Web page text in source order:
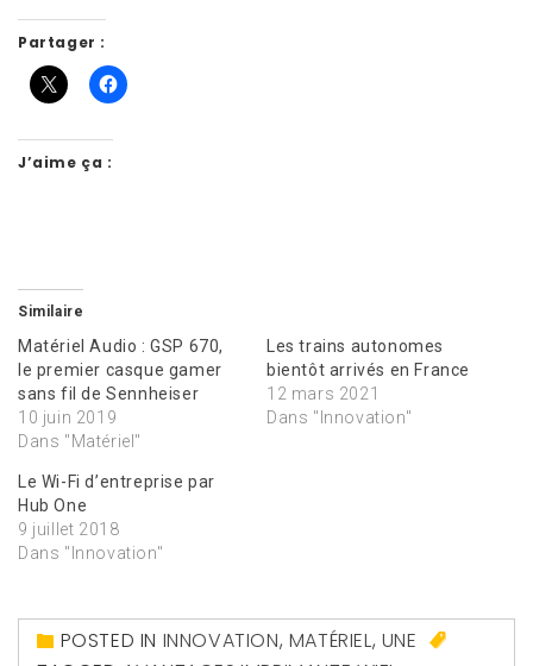
Partager :
J’aime ça :
Similaire
Matériel Audio : GSP 670,
le premier casque gamer
sans fil de Sennheiser
10 juin 2019
Dans "Matériel"
Les trains autonomes
bientôt arrivés en France
12 mars 2021
Dans "Innovation"
Le Wi-Fi d’entreprise par
Hub One
9 juillet 2018
Dans "Innovation"
POSTED IN INNOVATION, MATÉRIEL, UNE